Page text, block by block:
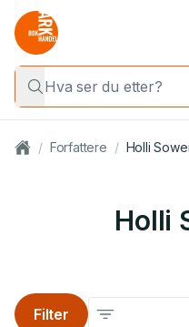
/ Forfattere / Holli
Holli
Filter